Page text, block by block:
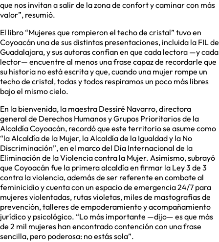
que nos invitan a salir de la zona de confort y caminar con más
valor”, resumió.
El libro “Mujeres que rompieron el techo de cristal” tuvo en
Coyoacán una de sus distintas presentaciones, incluida la FIL de
Guadalajara, y sus autoras confían en que cada lectora —y cada
lector— encuentre al menos una frase capaz de recordarle que
su historia no está escrita y que, cuando una mujer rompe un
techo de cristal, todas y todos respiramos un poco más libres
bajo el mismo cielo.
En la bienvenida, la maestra Dessiré Navarro, directora
general de Derechos Humanos y Grupos Prioritarios de la
Alcaldía Coyoacán, recordó que este territorio se asume como
“la Alcaldía de la Mujer, la Alcaldía de la Igualdad y la No
Discriminación”, en el marco del Día Internacional de la
Eliminación de la Violencia contra la Mujer. Asimismo, subrayó
que Coyoacán fue la primera alcaldía en firmar la Ley 3 de 3
contra la violencia, además de ser referente en combate al
feminicidio y cuenta con un espacio de emergencia 24/7 para
mujeres violentadas, rutas violetas, miles de mastografías de
prevención, talleres de empoderamiento y acompañamiento
jurídico y psicológico. “Lo más importante —dijo— es que más
de 2 mil mujeres han encontrado contención con una frase
sencilla, pero poderosa: no estás sola”.